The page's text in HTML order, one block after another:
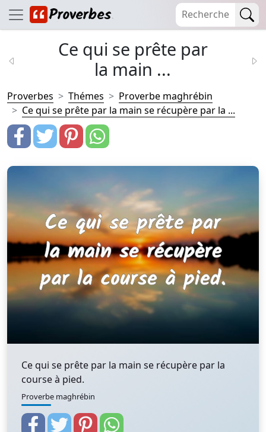
Ce qui se prête par
la main ...
Proverbes Thémes
Proverbe maghrébin
Ce qui se prête par la main se récupère par la ...
Ce qui se prête par la main se récupère par la
course à pied.
Proverbe maghrébin